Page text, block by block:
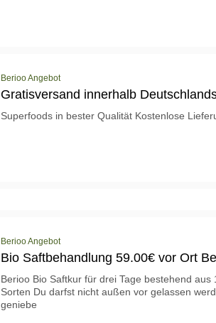
Berioo Angebot
Gratisversand innerhalb
Superfoods in bester Qualität Kostenlose
Berioo Angebot
Bio Saftbehandlung 59.00€ vor Ort
Berioo Bio Saftkur für drei Tage bestehend aus
Sorten Du darfst nicht außen vor gelassen
geniebe